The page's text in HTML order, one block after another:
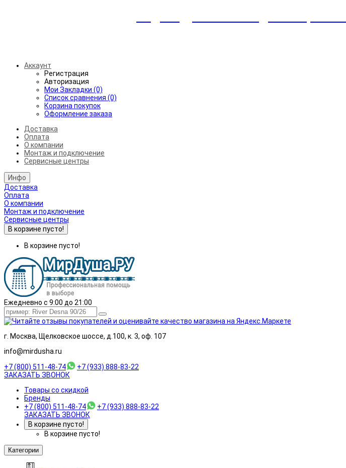
Аккаунт
Регистрация
Авторизация
Мои Закладки (0)
Список сравнения (0)
Корзина покупок
Оформление заказа
Доставка
Оплата
О компании
Монтаж и подключение
Сервисные центры
Инфо
Доставка
Оплата
О компании
Монтаж и подключение
Сервисные центры
В корзине пусто!
В корзине пусто!
Ежедневно с 9:00 до 21:00
г. Москва, Щелковское шоссе, д.100, к. 3, оф. 107
info@mirdusha.ru
+7 (800) 511-48-74
+7 (933) 888-83-22
ЗАКАЗАТЬ ЗВОНОК
Товары со скидкой
Бренды
+7 (800) 511-48-74
+7 (933) 888-83-22
ЗАКАЗАТЬ ЗВОНОК
В корзине пусто!
В корзине пусто!
Категории